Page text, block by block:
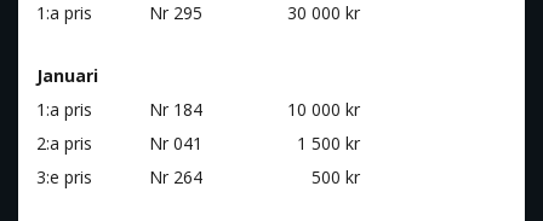
1:a pris
Nr 295 30 000 kr
Januari
1:a pris
Nr 184
10 000 kr
2:a pris
Nr 041
1 500 kr
3:e pris
Nr 264 500 kr